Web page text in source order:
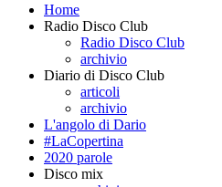
Home
Radio Disco Club
Radio Disco Club
archivio
Diario di Disco Club
articoli
archivio
L'angolo di Dario
#LaCopertina
2020 parole
Disco mix